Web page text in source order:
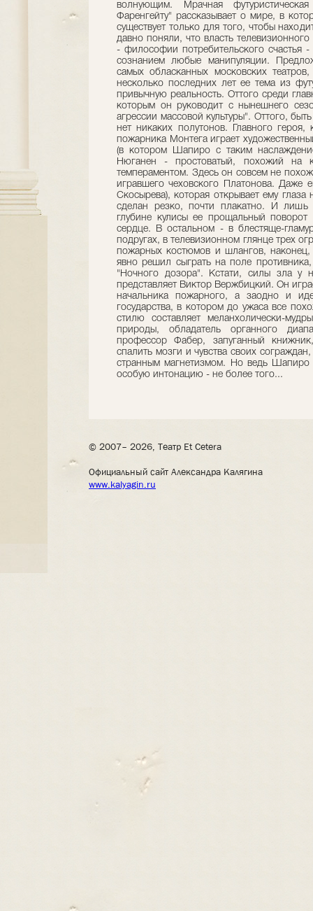
волнующим. Мрачная
Фаренгейту" рассказывает о мире, в
существует только для того, чтобы
давно поняли, что власть
- философии потребительского счастья
сознанием любые манипуляции.
самых обласканных московских
несколько последних лет ее тема из
привычную реальность. Оттого среди
которым он руководит с нынешнего
агрессии массовой культуры". Оттого,
нет никаких полутонов. Главного
пожарника Монтега играет
(в котором Шапиро с таким
Нюганен - простоватый, похожий на
темпераментом. Здесь он совсем не
игравшего чеховского Платонова. Даже
Скосырева), которая открывает ему
сделан резко, почти плакатно. И
глубине кулисы ее прощальный поворот
сердце. В остальном - в блестяще-
подругах, в телевизионном глянце трех
пожарных костюмов и шлангов,
явно решил сыграть на поле
"Ночного дозора". Кстати, силы зла у
представляет Виктор Вержбицкий. Он
начальника пожарного, а заодно и
государства, в котором до ужаса все
стилю составляет меланхолически-
природы, обладатель органного
профессор Фабер, запуганный
спалить мозги и чувства своих
странным магнетизмом. Но ведь Шапиро
особую интонацию - не более того...
© 2007– 2026, Театр Et Cetera
Официальный сайт Александра Калягина
www.kalyagin.ru